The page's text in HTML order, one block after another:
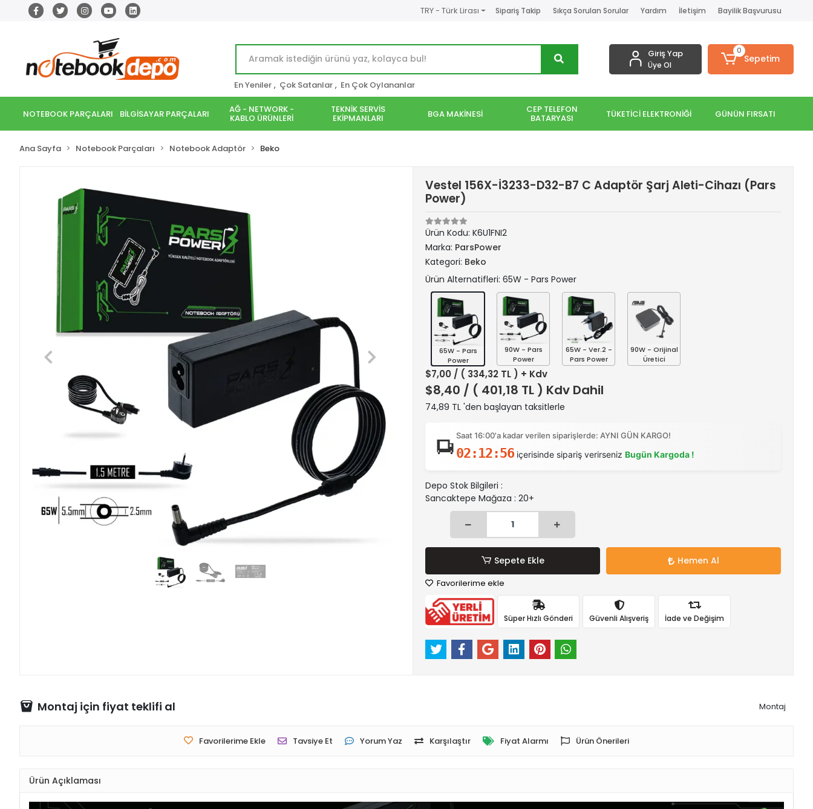
TRY - Türk Lirası Sipariş Takip Sıkça Sorulan Sorular Yardım İletişim Bayilik Başvurusu
En Yeniler , Çok Satanlar , En Çok Oylananlar
Giriş Yap
Üye Ol
0
Sepetim
NOTEBOOK PARÇALARI BİLGİSAYAR PARÇALARI AĞ - NETWORK -
KABLO ÜRÜNLERİ
TEKNİK SERVİS
EKİPMANLARI BGA MAKİNESİ CEP TELEFON
BATARYASI TÜKETİCİ ELEKTRONİĞİ GÜNÜN FIRSATI
Ana Sayfa Notebook Parçaları Notebook Adaptör Beko
Vestel 156X-İ3233-D32-B7 C Adaptör Şarj Aleti-Cihazı (Pars
Power)
Ürün Kodu: K6U1FNI2
Marka: ParsPower
Kategori: Beko
Ürün Alternatifleri: 65W - Pars Power
65W - Pars
Power
90W - Pars
Power
65W - Ver.2 -
Pars Power
90W - Orijinal
Üretici
$7,00 / ( 334,32 TL ) + Kdv
$8,40 / ( 401,18 TL ) Kdv Dahil
74,89 TL 'den başlayan taksitlerle
Saat 16:00'a kadar verilen siparişlerde: AYNI GÜN KARGO!
02:12:55 içerisinde sipariş verirseniz Bugün Kargoda !
Depo Stok Bilgileri :
Sancaktepe Mağaza : 20+
Sepete Ekle Hemen Al
Favorilerime ekle
Süper Hızlı Gönderi Güvenli Alışveriş İade ve Değişim
Montaj için fiyat teklifi al Montaj
Favorilerime Ekle Tavsiye Et Yorum Yaz Karşılaştır Fiyat Alarmı Ürün Önerileri
Ürün Açıklaması